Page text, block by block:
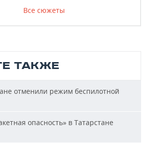
Все сюжеты
ТАКЖЕ
отменили режим беспилотной
опасность» в Татарстане